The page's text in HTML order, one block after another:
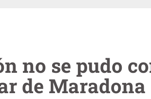
no se pudo
de Maradona